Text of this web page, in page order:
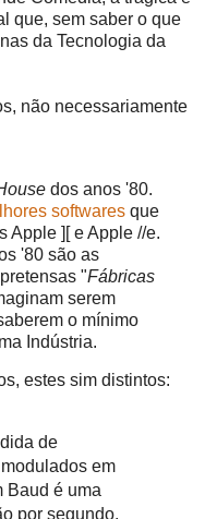
que, sem saber o que
da Tecnologia da
não necessariamente
dos anos '80.
softwares que
Apple ][ e Apple //e.
'80 são as
"Fábricas
serem
o mínimo
Indústria.
estes sim distintos:
de
em
Baud é uma
por segundo.